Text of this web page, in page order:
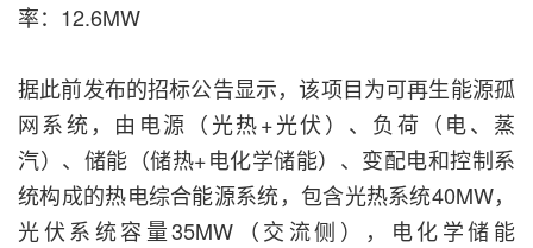
率：12.6MW
据此前发布的招标公告显示，该项目为可再生能源孤
网系统，由电源（光热+光伏）、负荷（电、蒸
汽）、储能（储热+电化学储能）、变配电和控制系
统构成的热电综合能源系统，包含光热系统40MW，
光伏系统容量35MW（交流侧），电化学储能